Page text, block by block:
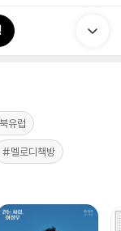
유럽
#멜로디책방